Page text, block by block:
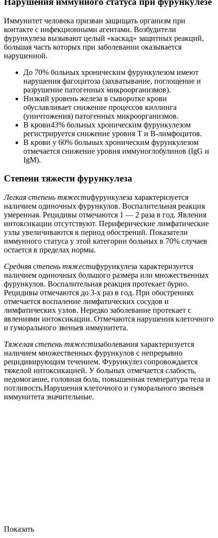
Иммунитет человека призван защищать организм при
контакте с инфекционными агентами. Возбудители
фурункулеза вызывают целый «каскад» защитных реакций,
большая часть которых при заболевании оказывается
нарушенной.
До 70% больных хроническим фурункулезом имеют
нарушения фагоцитоза (захватывание, поглощение и
разрушение патогенных микроорганизмов).
Низкий уровень железа в сыворотке крови
обуславливает снижение процессов киллинга
(уничтожения) патогенных микроорганизмов.
В крови43% больных хроническим фурункулезом
регистрируется снижение уровня Т и В-лимфоцитов.
В крови у 60% больных хроническим фурункулезом
отмечается снижение уровня иммуноглобулинов (IgG и
IgM).
Степени тяжести фурункулеза
Легкая степень тяжестифурункулеза характеризуется
наличием одиночных фурункулов. Воспалительная реакция
умеренная. Рецидивы отмечаются 1 — 2 раза в год. Явления
интоксикации отсутствуют. Периферические лимфатические
узлы увеличиваются в период обострений. Показатели
иммунного статуса у этой категории больных в 70% случаев
остается в пределах нормы.
Средняя степень тяжестифурункулеза характеризуется
наличием одиночных большого размера или множественных
фурункулов. Воспалительная реакция протекает бурно.
Рецидивы отмечаются до 3-х раз в год. При обострениях
отмечается воспаление лимфатических сосудов и
лимфатических узлов. Нередко заболевание протекает с
явлениями интоксикации. Отмечаются нарушения клеточного
и гуморального звеньев иммунитета.
Тяжелая степень тяжестизаболевания характеризуется
наличием множественных фурункулов с непрерывно
рецидивирующим течением. Фурункулез сопровождается
тяжелой интоксикацией. У больных отмечается слабость,
недомогание, головная боль, повышенная температура тела и
потливость.Нарушения клеточного и гуморального звеньев
иммунитета значительные.
Показать